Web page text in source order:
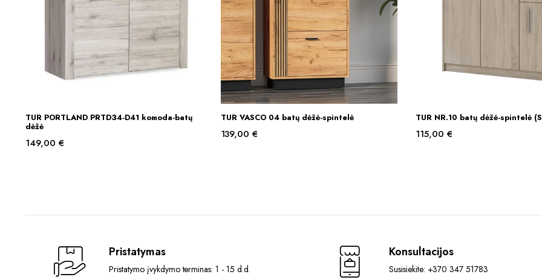
Į KREPŠELĮ
TUR PORTLAND PRTD34-D41 komoda-batų
dėžė
149,00 €
Į KREPŠELĮ
TUR VASCO 04 batų dėžė-spintelė
139,00€
Į KREPŠELĮ
TUR NR.10 batų dėžė-spintelė
115,00 €
Pristatymas
Pristatymo įvykdymo terminas: 1 - 15 d.d.
Konsultacijos
Susisiekite: +370 347 51783